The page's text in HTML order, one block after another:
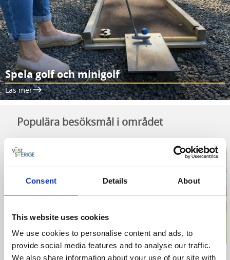
Consent Details About
This website uses cookies
We use cookies to personalise content and ads, to
provide social media features and to analyse our traffic.
We also share information about your use of our site with
Spela golf och minigolf
Läs mer
Populära besöksmål i området